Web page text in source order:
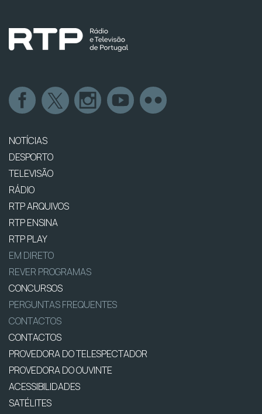
NOTÍCIAS
DESPORTO
TELEVISÃO
RÁDIO
RTP ARQUIVOS
RTP ENSINA
RTP PLAY
EM DIRETO
REVER PROGRAMAS
CONCURSOS
PERGUNTAS FREQUENTES
CONTACTOS
CONTACTOS
PROVEDORA DO TELESPECTADOR
PROVEDORA DO OUVINTE
ACESSIBILIDADES
SATÉLITES